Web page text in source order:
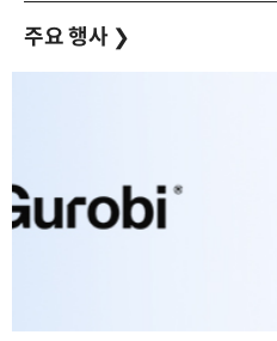
주요 행사 ❯